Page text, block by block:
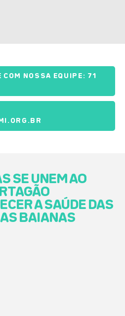
COM NOSSA EQUIPE: 71
SE UNEM AO
A SAÚDE DAS
BAIANAS